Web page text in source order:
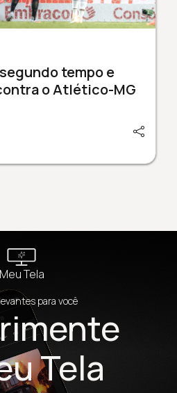
tempo e
o Atlético-MG
Meu Tela
para você
Tela